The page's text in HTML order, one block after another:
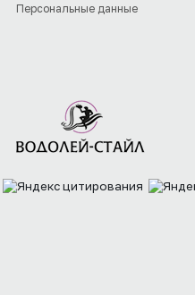
Персональные данные